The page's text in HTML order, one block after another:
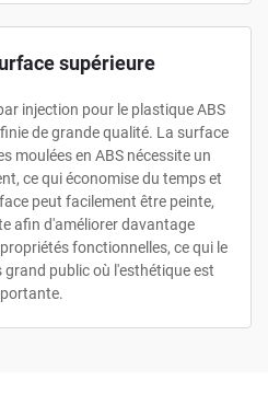
supérieure
injection pour le plastique ABS
de grande qualité. La surface
moulées en ABS nécessite un
ce qui économise du temps et
peut facilement être peinte,
afin d'améliorer davantage
fonctionnelles, ce qui le
public où l'esthétique est